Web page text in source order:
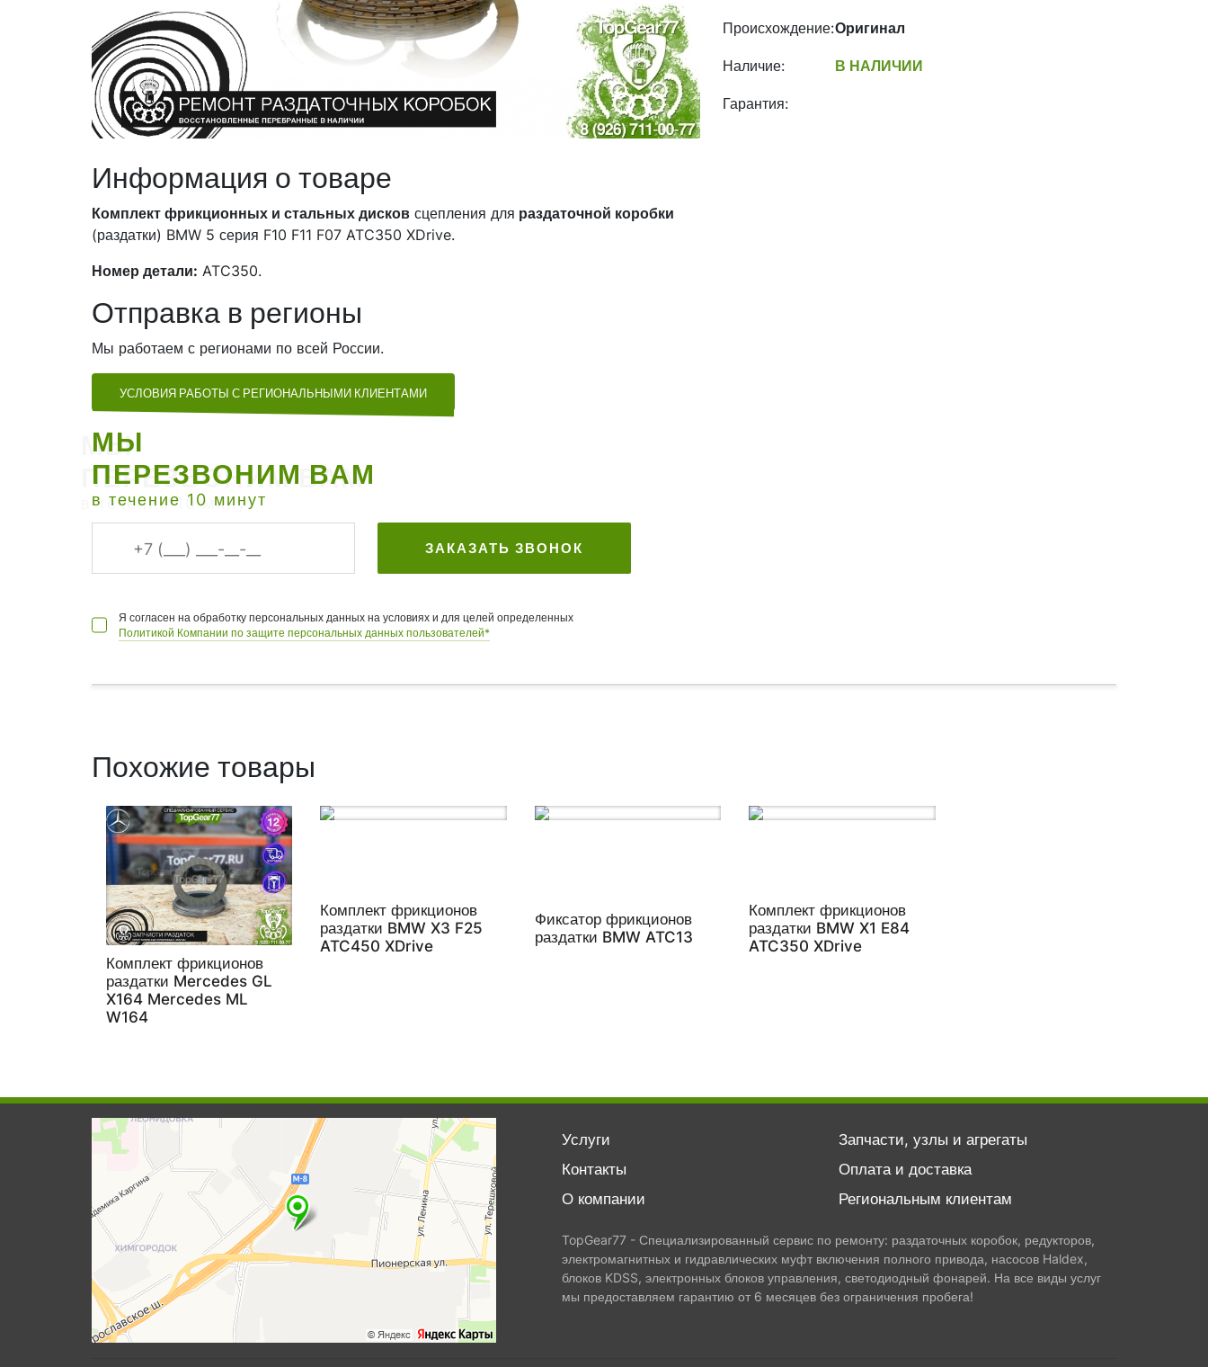
Происхождение:Оригинал
Наличие: В НАЛИЧИИ
Гарантия:
Информация о товаре
Комплект фрикционных и стальных дисков сцепления для раздаточной коробки
(раздатки) BMW 5 серия F10 F11 F07 ATC350 XDrive.
Номер детали: ATC350.
Отправка в регионы
Мы работаем с регионами по всей России.
УСЛОВИЯ РАБОТЫ С РЕГИОНАЛЬНЫМИ КЛИЕНТАМИ
МЫ
ПЕРЕЗВОНИМ ВАМ
в течение 10 минут
ЗАКАЗАТЬ ЗВОНОК
Я согласен на обработку персональных данных на условиях и для целей определенных
Политикой Компании по защите персональных данных пользователей*
Похожие товары
Комплект фрикционов
раздатки Mercedes GL
X164 Mercedes ML
W164
Комплект фрикционов
раздатки BMW X3 F25
ATC450 XDrive
Фиксатор фрикционов
раздатки BMW ATC13
Комплект фрикционов
раздатки BMW X1 E84
ATC350 XDrive
Услуги
Запчасти, узлы и агрегаты
Контакты
Оплата и доставка
О компании
Региональным клиентам
TopGear77 - Специализированный сервис по ремонту: раздаточных коробок, редукторов,
электромагнитных и гидравлических муфт включения полного привода, насосов Haldex,
блоков KDSS, электронных блоков управления, светодиодный фонарей. На все виды услуг
мы предоставляем гарантию от 6 месяцев без ограничения пробега!